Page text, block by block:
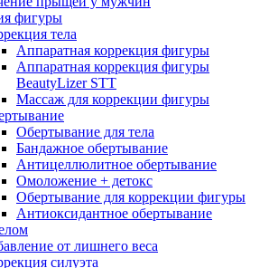
фигуры
тела
Аппаратная коррекция фигуры
Аппаратная коррекция фигуры
BeautyLizer STT
Массаж для коррекции фигуры
Обертывание для тела
Бандажное обертывание
Антицеллюлитное обертывание
Омоложение + детокс
Обертывание для коррекции фигуры
Антиоксидантное обертывание
от лишнего веса
силуэта